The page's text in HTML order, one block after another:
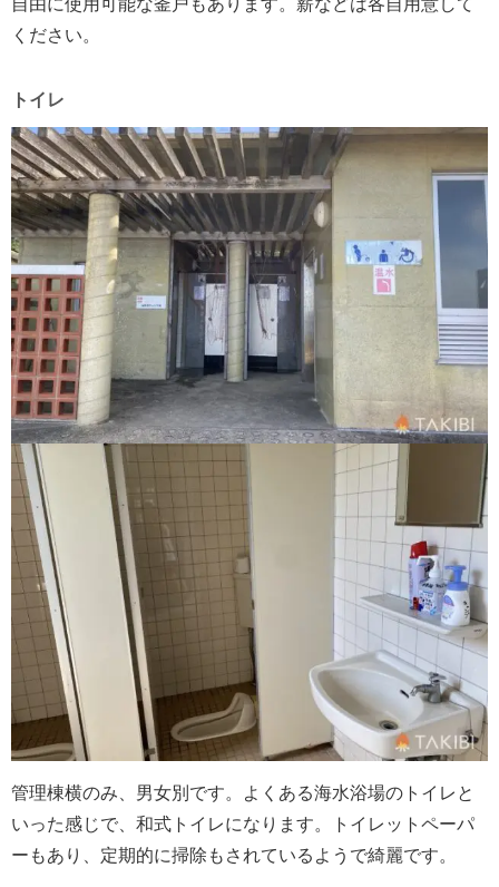
ください。
トイレ
管理棟横のみ、男女別です。よくある海水浴場のトイレと
いった感じで、和式トイレになります。トイレットペーパ
ーもあり、定期的に掃除もされているようで綺麗です。